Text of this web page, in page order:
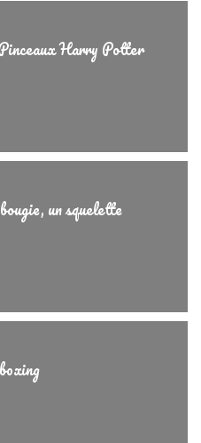
Harry Potter
un squelette